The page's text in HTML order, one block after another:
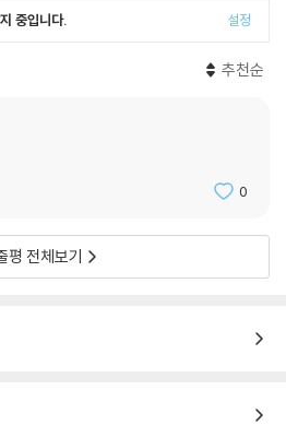
는 삼국지’ 코너와 친근한 그림, 만화 구성
은 어떤 결말을 가져올까요?
다. 동탁의 양아들이자 최강의 무장인 여
뜨리고, 궁궐은 다시 큰 혼란에 빠집니다.
다. 동탁이 사라지자 이각과 곽사가 권력을
다.
은 슬픔을 딛고 다시 전장에 나서고, 유비
을 모읍니다. 믿음과 권력, 정의와 욕망 사
가져오게 될까요?
중입니다. 설정
추천순
0
평 전체보기